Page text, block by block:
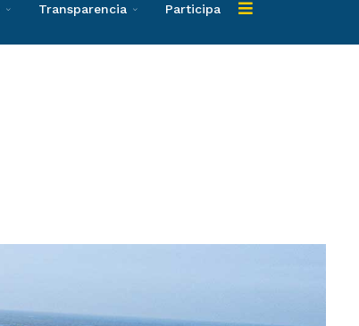
Transparencia Participa